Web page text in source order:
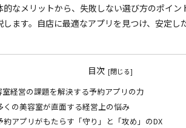
なメリットから、失敗しない選び方のポイ
ます。自店に最適なアプリを見つけ、安定
目次
室経営の課題を解決する予約アプリの力
くの美容室が直面する経営上の悩み
約アプリがもたらす「守り」と「攻め」のDX